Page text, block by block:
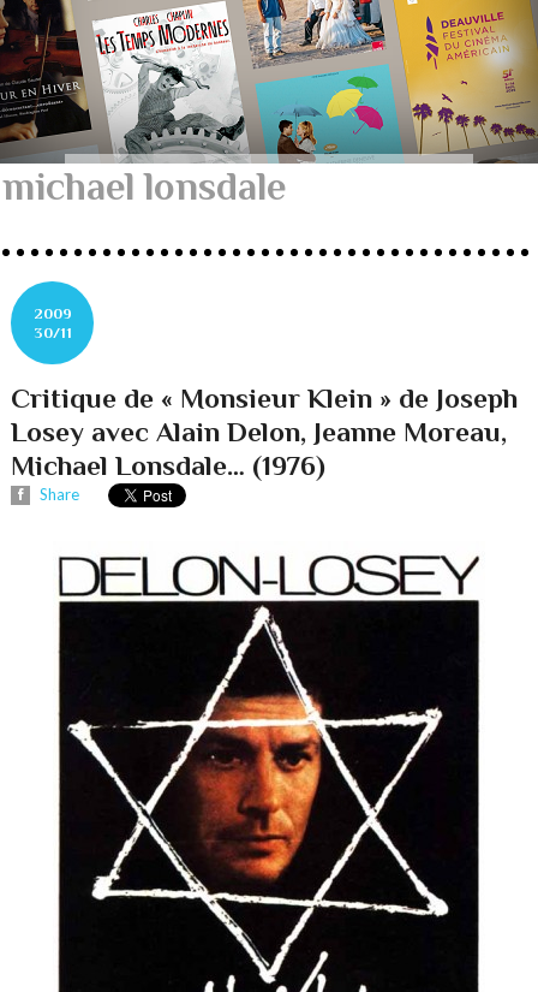
michael lonsdale
2009
30/11
Critique de « Monsieur Klein » de Joseph
Losey avec Alain Delon, Jeanne Moreau,
Michael Lonsdale… (1976)
Share